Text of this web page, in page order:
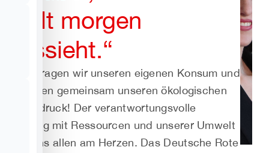
Welt morgen
aussieht.“
Hinterfragen wir unseren eigenen Konsum und
gestalten gemeinsam unseren ökologischen
Fußabdruck! Der verantwortungsvolle
Umgang mit Ressourcen und unserer Umwelt
liegt uns allen am Herzen. Das Deutsche Rote